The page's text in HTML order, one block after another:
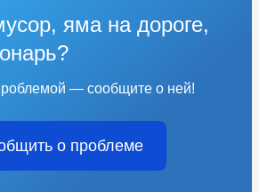
яма на дороге,
— сообщите о ней!
о проблеме